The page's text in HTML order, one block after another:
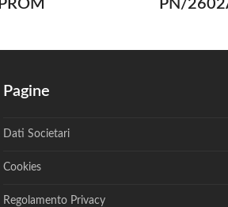
PN/
Pagine
Dati Societari
Cookies
Regolamento Privacy